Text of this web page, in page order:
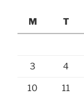
M
T
3 4
10 11